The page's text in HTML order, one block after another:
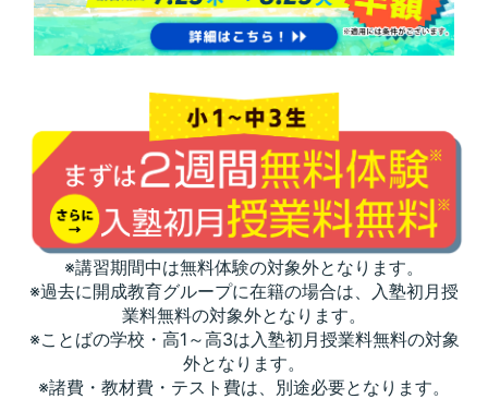
※講習期間中は無料体験の対象外となります。
※過去に開成教育グループに在籍の場合は、入塾初月授
業料無料の対象外となります。
※ことばの学校・高1～高3は入塾初月授業料無料の対象
外となります。
※諸費・教材費・テスト費は、別途必要となります。